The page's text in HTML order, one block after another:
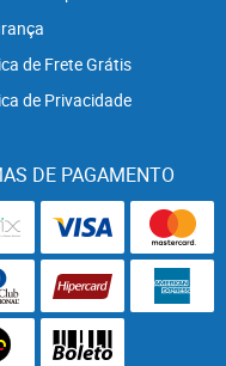
de Frete Grátis
de Privacidade
DE PAGAMENTO